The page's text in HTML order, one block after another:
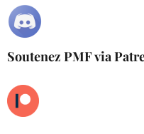
Soutenez PMF via